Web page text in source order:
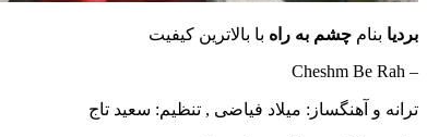
بردیا بنام چشم به راه با بالاترین کیفیت
– Cheshm Be Rah
ترانه و آهنگساز: میلاد فیاضی , تنظیم: سعید تاج